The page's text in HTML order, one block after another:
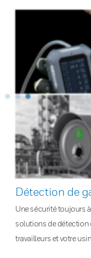
Détection de
Une sécurité toujours
solutions de détection
travailleurs et votre